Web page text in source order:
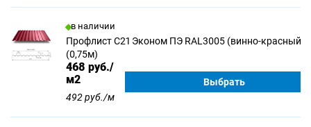
в наличии
Профлист С21 Эконом ПЭ RAL3005 (винно-красный),
(0,75м)
468 руб./
м2
492 руб./м
Выбрать